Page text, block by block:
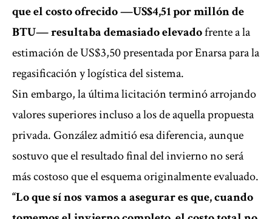
que el costo ofrecido —US$4,51 por millón de
BTU— resultaba demasiado elevadofrente a la
estimación de US$3,50 presentada por Enarsa para la
regasificación y logística del sistema.
Sin embargo, la última licitación terminó arrojando
valores superiores incluso a los de aquella propuesta
privada. González admitió esa diferencia, aunque
sostuvo que el resultado final del invierno no será
más costoso que el esquema originalmente evaluado.
“Lo que sí nos vamos a asegurar es que, cuando